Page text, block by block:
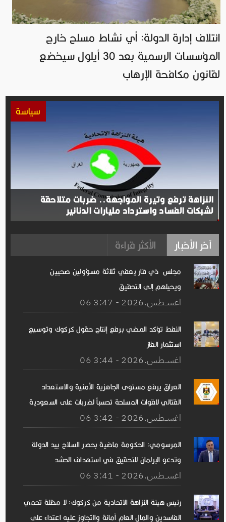
ائتلاف إدارة الدولة: أي نشاط مسلح خارج
المؤسسات الرسمية بعد 30 أيلول سيخضع
لقانون مكافحة الإرهاب
سياسة
النزاهة ترفع وتيرة المواجهة.. ضربات متلاحقة
لشبكات الفساد واسترداد مليارات الدنانير
آخر الأخبار الأكثر قراءة
مجلس ذي قار يعفي ثلاثة مسؤولين صحيين
ويحيلهم إلى التحقيق
06 اغســطس.2026 - 3:47
النفط تؤكد المضي برفع إنتاج حقول كركوك وتوسيع
استثمار الغاز
06 اغســطس.2026 - 3:44
العراق يرفع مستوى الجاهزية الأمنية والاستعداد
القتالي للقوات المسلحة تحسباً لضربات على السعودية
06 اغســطس.2026 - 3:42
المرسومي: الحكومة ماضية بحصر السلاح بيد الدولة
وتدعو البرلمان للتحقيق في استهداف الحشد
06 اغســطس.2026 - 3:41
رئيس هيئة النزاهة الاتحادية من كركوك: لا مظلة تحمي
الفاسدين والمال العام أمانة والتجاوز عليه اعتداء على